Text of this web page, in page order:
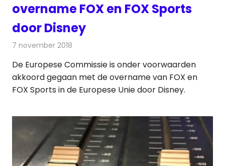
overname FOX en FOX Sports
door Disney
7 november 2018
De Europese Commissie is onder voorwaarden
akkoord gegaan met de overname van FOX en
FOX Sports in de Europese Unie door Disney.